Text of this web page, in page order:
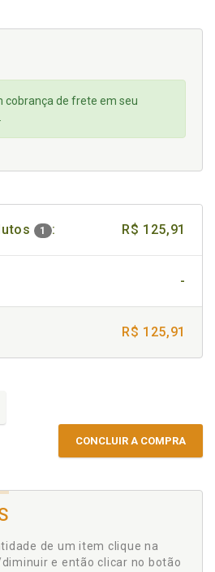
cobrança de frete em seu
1 : R$ 125,91
-
R$ 125,91
CONCLUIR A COMPRA
de um item clique na
e então clicar no botão